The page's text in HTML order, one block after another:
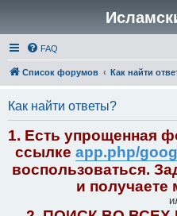
FAQ
Список форумов Как найти
Как найти ответы?
1. Есть упрощенная
ссылке app.php/
воспользоваться.
и получаете